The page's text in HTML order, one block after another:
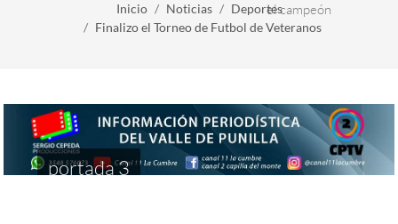
el campeón
Inicio Noticias
Deportes
Finalizo el Torneo de Futbol de Veteranos
portada 3